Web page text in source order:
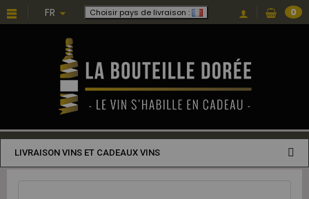
FR Choisir pays de livraison : 0
LIVRAISON VINS ET CADEAUX VINS